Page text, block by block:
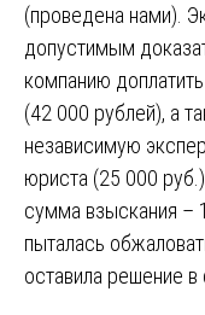
(проведена нами).
допустимым
компанию
(42 000 рублей), а
независимую
юриста (25 000
сумма взыскания –
пыталась
оставила решение